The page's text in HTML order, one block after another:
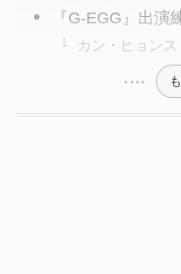
『G-EGG』出
カン・ヒョン